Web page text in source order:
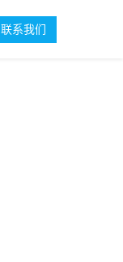
联系我们